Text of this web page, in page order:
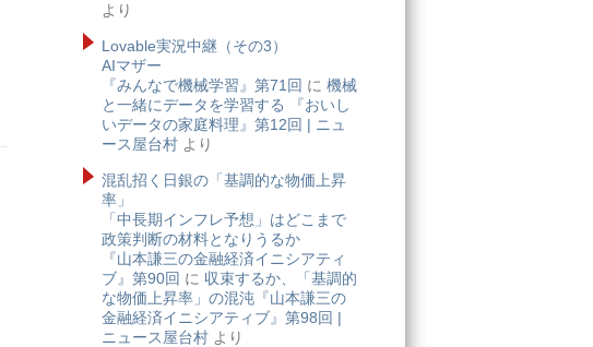
より
Lovable実況中継（その3）
AIマザー
『みんなで機械学習』第71回 に 機械
と一緒にデータを学習する 『おいし
いデータの家庭料理』第12回 | ニュ
ース屋台村 より
混乱招く日銀の「基調的な物価上昇
率」
「中長期インフレ予想」はどこまで
政策判断の材料となりうるか
『山本謙三の金融経済イニシアティ
ブ』第90回 に 収束するか、「基調的
な物価上昇率」の混沌『山本謙三の
金融経済イニシアティブ』第98回 |
ニュース屋台村 より